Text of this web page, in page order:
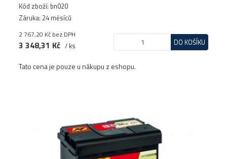
Kód zboží: bn020
Záruka: 24 měsíců
2 767,20 Kč bez DPH
3 348,31 Kč / ks DO KOŠÍKU
Tato cena je pouze u nákupu z eshopu.